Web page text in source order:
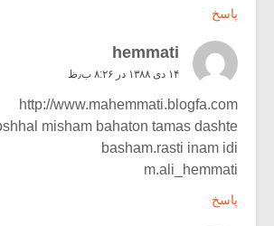
پاسخ
hemmati
۱۴ دی ۱۳۸۸ در ۸:۲۶ ب٫ظ
http://www.mahemmati.blogfa.com
misham bahaton tamas dashte
basham.rasti inam idi
m.ali_hemmati
پاسخ